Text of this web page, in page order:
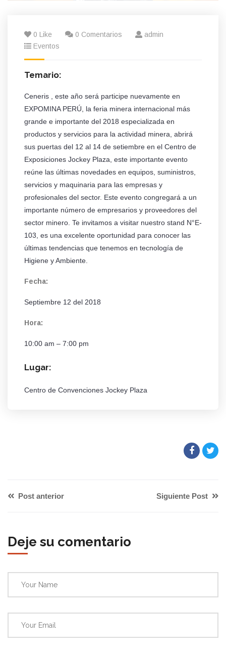
0 Like 0 Comentarios
admin
Eventos
Temario:
Ceneris , este año será participe nuevamente en
EXPOMINA PERÚ, la feria minera internacional más
grande e importante del 2018 especializada en
productos y servicios para la actividad minera, abrirá
sus puertas del 12 al 14 de setiembre en el Centro de
Exposiciones Jockey Plaza, este importante evento
reúne las últimas novedades en equipos, suministros,
servicios y maquinaria para las empresas y
profesionales del sector. Este evento congregará a un
importante número de empresarios y proveedores del
sector minero. Te invitamos a visitar nuestro stand N°E-
103, es una excelente oportunidad para conocer las
últimas tendencias que tenemos en tecnología de
Higiene y Ambiente.
Fecha:
Septiembre 12 del 2018
Hora:
10:00 am – 7:00 pm
Lugar:
Centro de Convenciones Jockey Plaza
Post anterior Siguiente Post
Deje su comentario